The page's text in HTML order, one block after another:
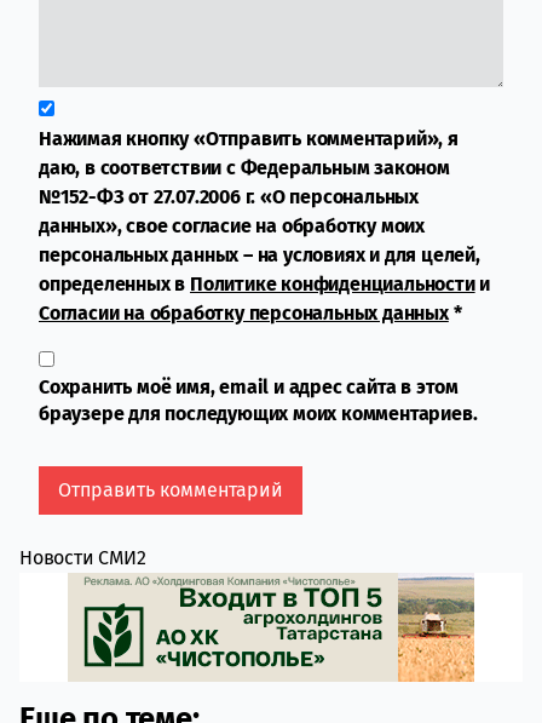
Нажимая кнопку «Отправить комментарий», я
даю, в соответствии с Федеральным законом
№152-ФЗ от 27.07.2006 г. «О персональных
данных», свое согласие на обработку моих
персональных данных – на условиях и для целей,
определенных в Политике конфиденциальностии
Согласии на обработку персональных данных*
Сохранить моё имя, email и адрес сайта в этом
браузере для последующих моих комментариев.
Новости СМИ2